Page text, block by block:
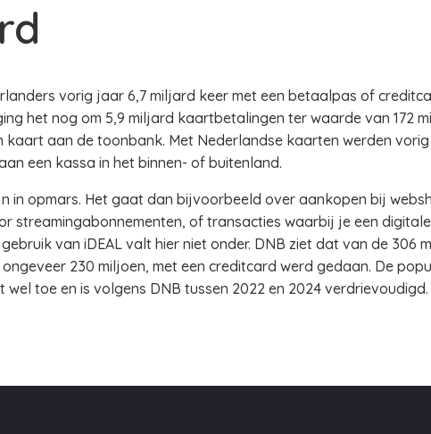
vorig jaar 6,7 miljard keer met een betaalpas of
het nog om 5,9 miljard kaartbetalingen ter waarde van 172
kaart aan de toonbank. Met Nederlandse kaarten werden
een kassa in het binnen- of buitenland.
in opmars. Het gaat dan bijvoorbeeld over aankopen bij
streamingabonnementen, of transacties waarbij je een
van iDEAL valt hier niet onder. DNB ziet dat van de 306
230 miljoen, met een creditcard werd gedaan. De
toe en is volgens DNB tussen 2022 en 2024 verdrievoudigd.